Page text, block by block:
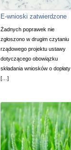
E-wnioski zatwierdzone
Żadnych poprawek nie
zgłoszono w drugim czytaniu
rządowego projektu ustawy
dotyczącego obowiązku
składania wniosków o dopłaty
[…]